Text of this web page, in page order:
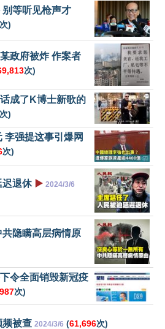
等听见枪声才
次)
政府被炸 作案者
次)
成了K博士新歌的
次)
李强提这事引爆网
次)
迟退休 ▶️ 2024/3/6
隐瞒高层病情原
令全面销毁新冠疫
次)
频被查 2024/3/6 (61,696次)